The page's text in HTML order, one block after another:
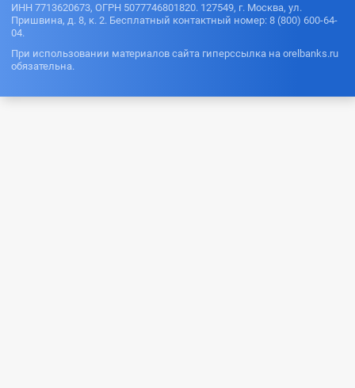
ИНН 7713620673, ОГРН 5077746801820. 127549, г. Москва, ул.
Пришвина, д. 8, к. 2. Бесплатный контактный номер: 8 (800) 600-64-
04.
При использовании материалов сайта гиперссылка на orelbanks.ru
обязательна.